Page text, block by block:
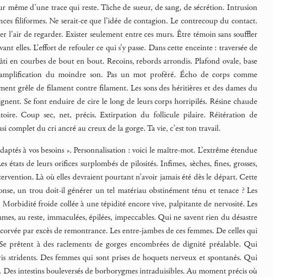
même d’une trace qui reste. Tâche de sueur, de sang, de sécrétion. Intrusion
filiformes. Ne serait-ce que l’idée de contagion. Le contrecoup du contact.
l’air de regarder. Exister seulement entre ces murs. Être témoin sans souffler
elles. L’effort de refouler ce qui s’y passe. Dans cette enceinte : traversée de
en courbes de bout en bout. Recoins, rebords arrondis. Plafond ovale, base
du moindre son. Pas un mot proféré. Écho de corps comme
grêle de filament contre filament. Les sons des héritières et des dames du
Se font enduire de cire le long de leurs corps horripilés. Résine chaude
Coup sec, net, précis. Extirpation du follicule pilaire. Réitération de
complet du cri ancré au creux de la gorge. Ta vie, c’est ton travail.
à vos besoins ». Personnalisation : voici le maître-mot. L’extrême étendue
états de leurs orifices surplombés de pilosités. Infimes, sèches, fines, grosses,
Là où elles devraient pourtant n’avoir jamais été dès le départ. Cette
un trou doit-il générer un tel matériau obstinément ténu et tenace ? Les
froide collée à une tépidité encore vive, palpitante de nervosité. Les
au reste, immaculées, épilées, impeccables. Qui ne savent rien du désastre
par excès de remontrance. Les entre-jambes de ces femmes. De celles qui
prêtent à des raclements de gorges encombrées de dignité préalable. Qui
stridents. Des femmes qui sont prises de hoquets nerveux et spontanés. Qui
Des intestins bouleversés de borborygmes intraduisibles. Au moment précis où